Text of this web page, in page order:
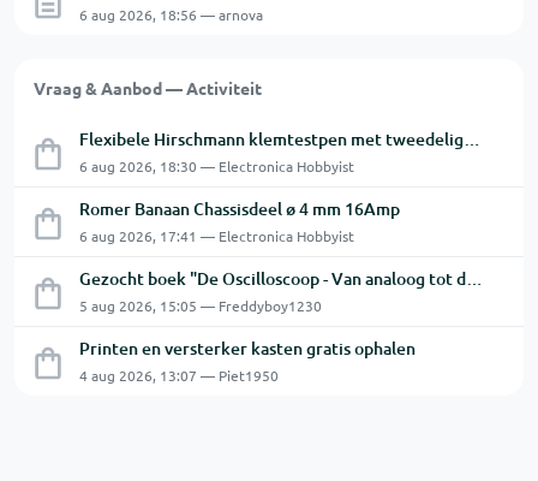
6 aug 2026, 18:56 — arnova
Vraag & Aanbod — Activiteit
Flexibele Hirschmann klemtestpen met tweedelige klem.
6 aug 2026, 18:30 — Electronica Hobbyist
Romer Banaan Chassisdeel ø 4 mm 16Amp
6 aug 2026, 17:41 — Electronica Hobbyist
Gezocht boek "De Oscilloscoop - Van analoog tot digitaal"
5 aug 2026, 15:05 — Freddyboy1230
Printen en versterker kasten gratis ophalen
4 aug 2026, 13:07 — Piet1950